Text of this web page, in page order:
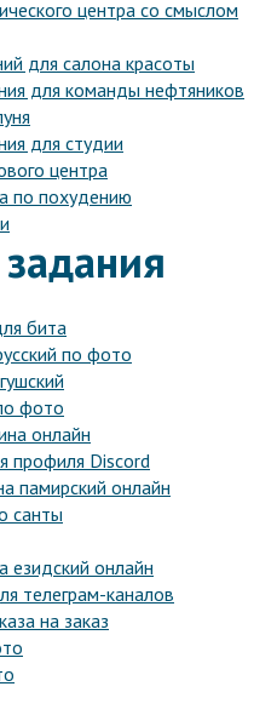
центра со смыслом
для салона красоты
для команды нефтяников
для студии
центра
по похудению
бита
по фото
фото
онлайн
профиля Discord
памирский онлайн
санты
езидский онлайн
телеграм-каналов
на заказ